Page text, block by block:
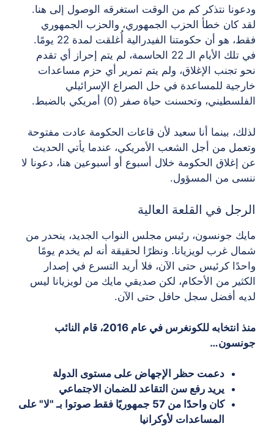
ودعونا نتذكر كم من الوقت استغرقه الوصول إلى هنا.
لقد كان خطأ الحزب الجمهوري، والحزب الجمهوري
فقط، هو أن حكومتنا الفيدرالية أُغلقت لمدة 22 يومًا.
في تلك الأيام الـ 22 الحاسمة، لم يتم إحراز أي تقدم
نحو تجنب الإغلاق، ولم يتم تمرير أي حزم مساعدات
خارجية للمساعدة في حل الصراع الإسرائيلي
الفلسطيني، وتحسنت حياة صفر (0) أمريكي بالضبط.
لذلك، بينما أنا سعيد لأن قاعات الحكومة عادت مفتوحة
وتعمل من أجل الشعب الأمريكي، عندما يأتي الحديث
عن إغلاق الحكومة خلال أسبوع أو أسبوعين هنا، دعونا لا
ننسى من المسؤول.
الرجل في القلعة العالية
مايك جونسون، رئيس مجلس النواب الجديد، ينحدر من
شمال غرب لويزيانا. ونظرًا لحقيقة أنه لم يخدم يومًا
واحدًا كرئيس حتى الآن، فلا أريد التسرع في إصدار
الكثير من الأحكام، لكن صديقي مايك من لويزيانا ليس
لديه أفضل سجل حافل حتى الآن.
منذ انتخابه للكونغرس في عام 2016، قام النائب
جونسون…
دعمت حظر الإجهاض على مستوى الدولة
يريد رفع سن التقاعد للضمان الاجتماعي
كان واحدًا من 57 جمهوريًا فقط صوتوا بـ "لا" على
المساعدات لأوكرانيا